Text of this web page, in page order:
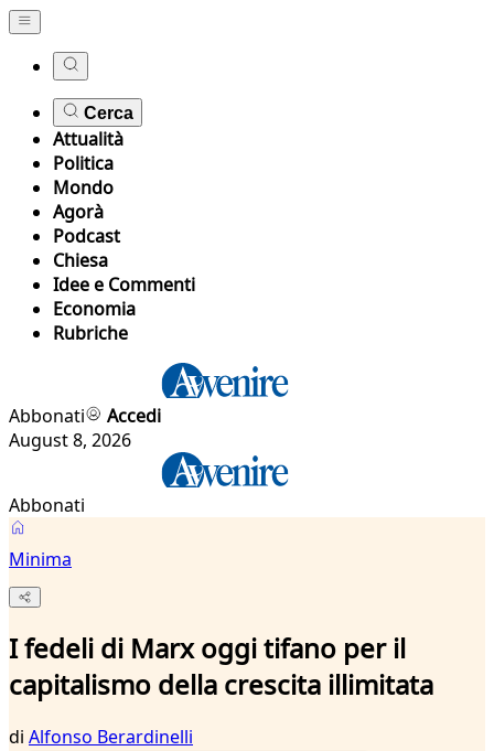
Cerca
Attualità
Politica
Mondo
Agorà
Podcast
Chiesa
Idee e Commenti
Economia
Rubriche
Abbonati
Accedi
August 8, 2026
Abbonati
Minima
I fedeli di Marx oggi tifano per il
capitalismo della crescita illimitata
di Alfonso Berardinelli